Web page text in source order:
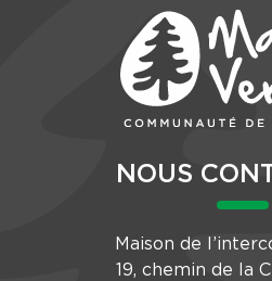
NOUS
Maison de
19, chemin de la